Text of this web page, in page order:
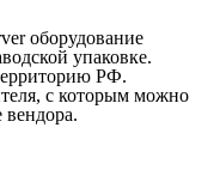
оборудование
упаковке.
РФ.
с которым можно
вендора.